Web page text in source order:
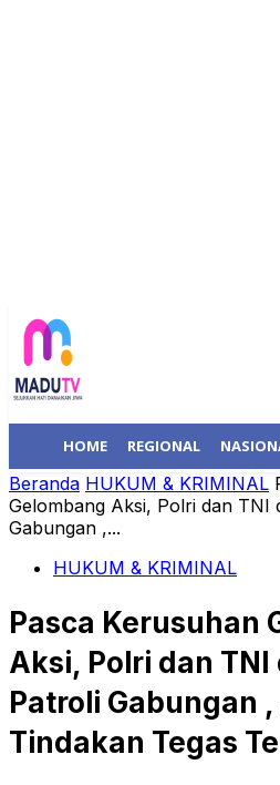
HOME REGIONAL
Beranda HUKUM & KRIMINAL
Gelombang Aksi, Polri dan TNI
Gabungan ,...
HUKUM & KRIMINAL
Pasca Kerusuhan
Aksi, Polri dan TNI
Patroli Gabungan
Tindakan Tegas